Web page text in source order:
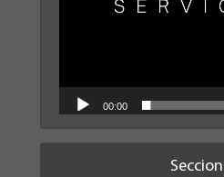
00:00